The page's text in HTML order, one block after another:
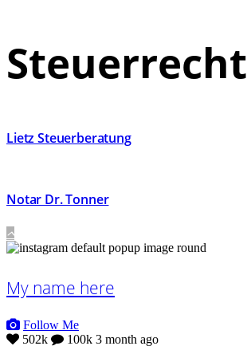
Steuerrecht
Lietz Steuerberatung
Notar Dr. Tonner
My name here
Follow Me
502k
100k 3 month ago